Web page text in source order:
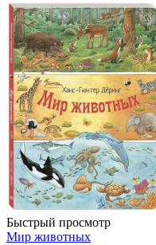
Быстрый просмотр
Мир животных